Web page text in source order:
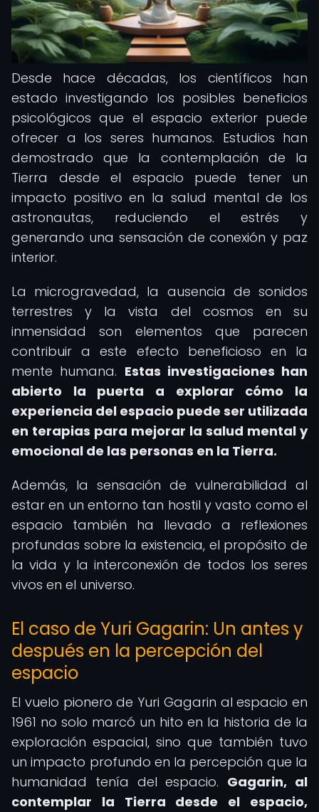
Desde hace décadas, los científicos han
estado investigando los posibles beneficios
psicológicos que el espacio exterior puede
ofrecer a los seres humanos. Estudios han
demostrado que la contemplación de la
Tierra desde el espacio puede tener un
impacto positivo en la salud mental de los
astronautas, reduciendo el estrés y
generando una sensación de conexión y paz
interior.
La microgravedad, la ausencia de sonidos
terrestres y la vista del cosmos en su
inmensidad son elementos que parecen
contribuir a este efecto beneficioso en la
mente humana. Estas investigaciones han
abierto la puerta a explorar cómo la
experiencia del espacio puede ser utilizada
en terapias para mejorar la salud mental y
emocional de las personas en la Tierra.
Además, la sensación de vulnerabilidad al
estar en un entorno tan hostil y vasto como el
espacio también ha llevado a reflexiones
profundas sobre la existencia, el propósito de
la vida y la interconexión de todos los seres
vivos en el universo.
El caso de Yuri Gagarin: Un antes y
después en la percepción del
espacio
El vuelo pionero de Yuri Gagarin al espacio en
1961 no solo marcó un hito en la historia de la
exploración espacial, sino que también tuvo
un impacto profundo en la percepción que la
humanidad tenía del espacio. Gagarin, al
contemplar la Tierra desde el espacio,